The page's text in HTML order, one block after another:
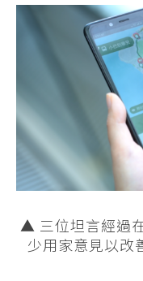
▲ 三位坦言經過
少用家意見以改